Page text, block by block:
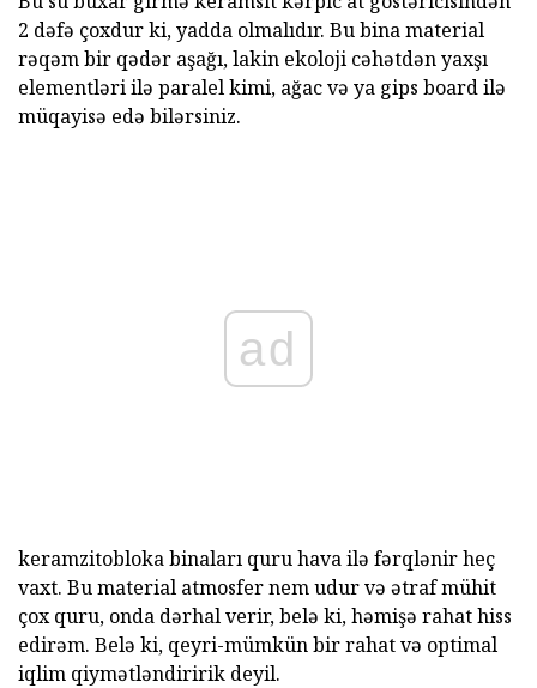
2 dəfə çoxdur ki, yadda olmalıdır. Bu bina material
rəqəm bir qədər aşağı, lakin ekoloji cəhətdən yaxşı
elementləri ilə paralel kimi, ağac və ya gips board ilə
müqayisə edə bilərsiniz.
ad
keramzitobloka binaları quru hava ilə fərqlənir heç
vaxt. Bu material atmosfer nem udur və ətraf mühit
çox quru, onda dərhal verir, belə ki, həmişə rahat hiss
edirəm. Belə ki, qeyri-mümkün bir rahat və optimal
iqlim qiymətləndiririk deyil.